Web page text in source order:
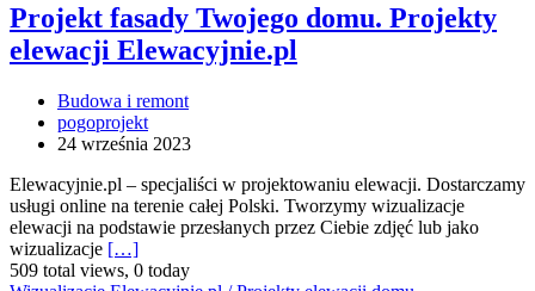
Projekt fasady Twojego domu. Projekty
elewacji Elewacyjnie.pl
Budowa i remont
pogoprojekt
24 września 2023
Elewacyjnie.pl – specjaliści w projektowaniu elewacji. Dostarczamy
usługi online na terenie całej Polski. Tworzymy wizualizacje
elewacji na podstawie przesłanych przez Ciebie zdjęć lub jako
wizualizacje […]
509 total views, 0 today